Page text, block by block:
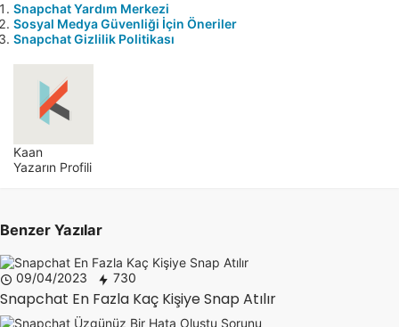
Snapchat Yardım Merkezi
Sosyal Medya Güvenliği İçin Öneriler
Snapchat Gizlilik Politikası
Kaan
Yazarın Profili
Benzer Yazılar
09/04/2023 730
Snapchat En Fazla Kaç Kişiye Snap Atılır